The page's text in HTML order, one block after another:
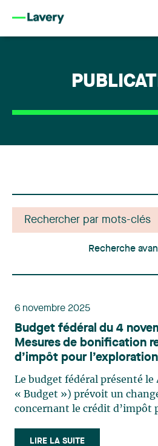
Recherche
6 novembre 2025
Budget fédéral du 4
Mesures de bonification
d’impôt pour
critiques et
d’impôt à l’exploration
Le budget fédéral présenté
« Budget ») prévoit un
concernant le crédit d’impôt
CIEMC est égal à 30 % des «
LIRE LA SUITE